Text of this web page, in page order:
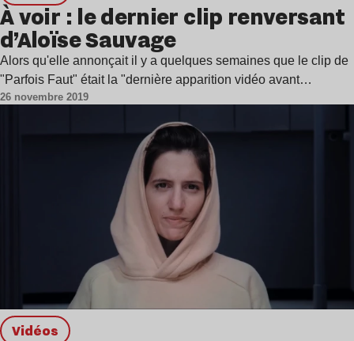
À voir : le dernier clip renversant
d’Aloïse Sauvage
Alors qu'elle annonçait il y a quelques semaines que le clip de
"Parfois Faut" était la "dernière apparition vidéo avant…
26 novembre 2019
Vidéos